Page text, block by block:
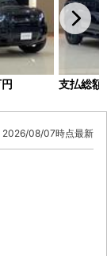
支払総額
2026/08/07時点最新